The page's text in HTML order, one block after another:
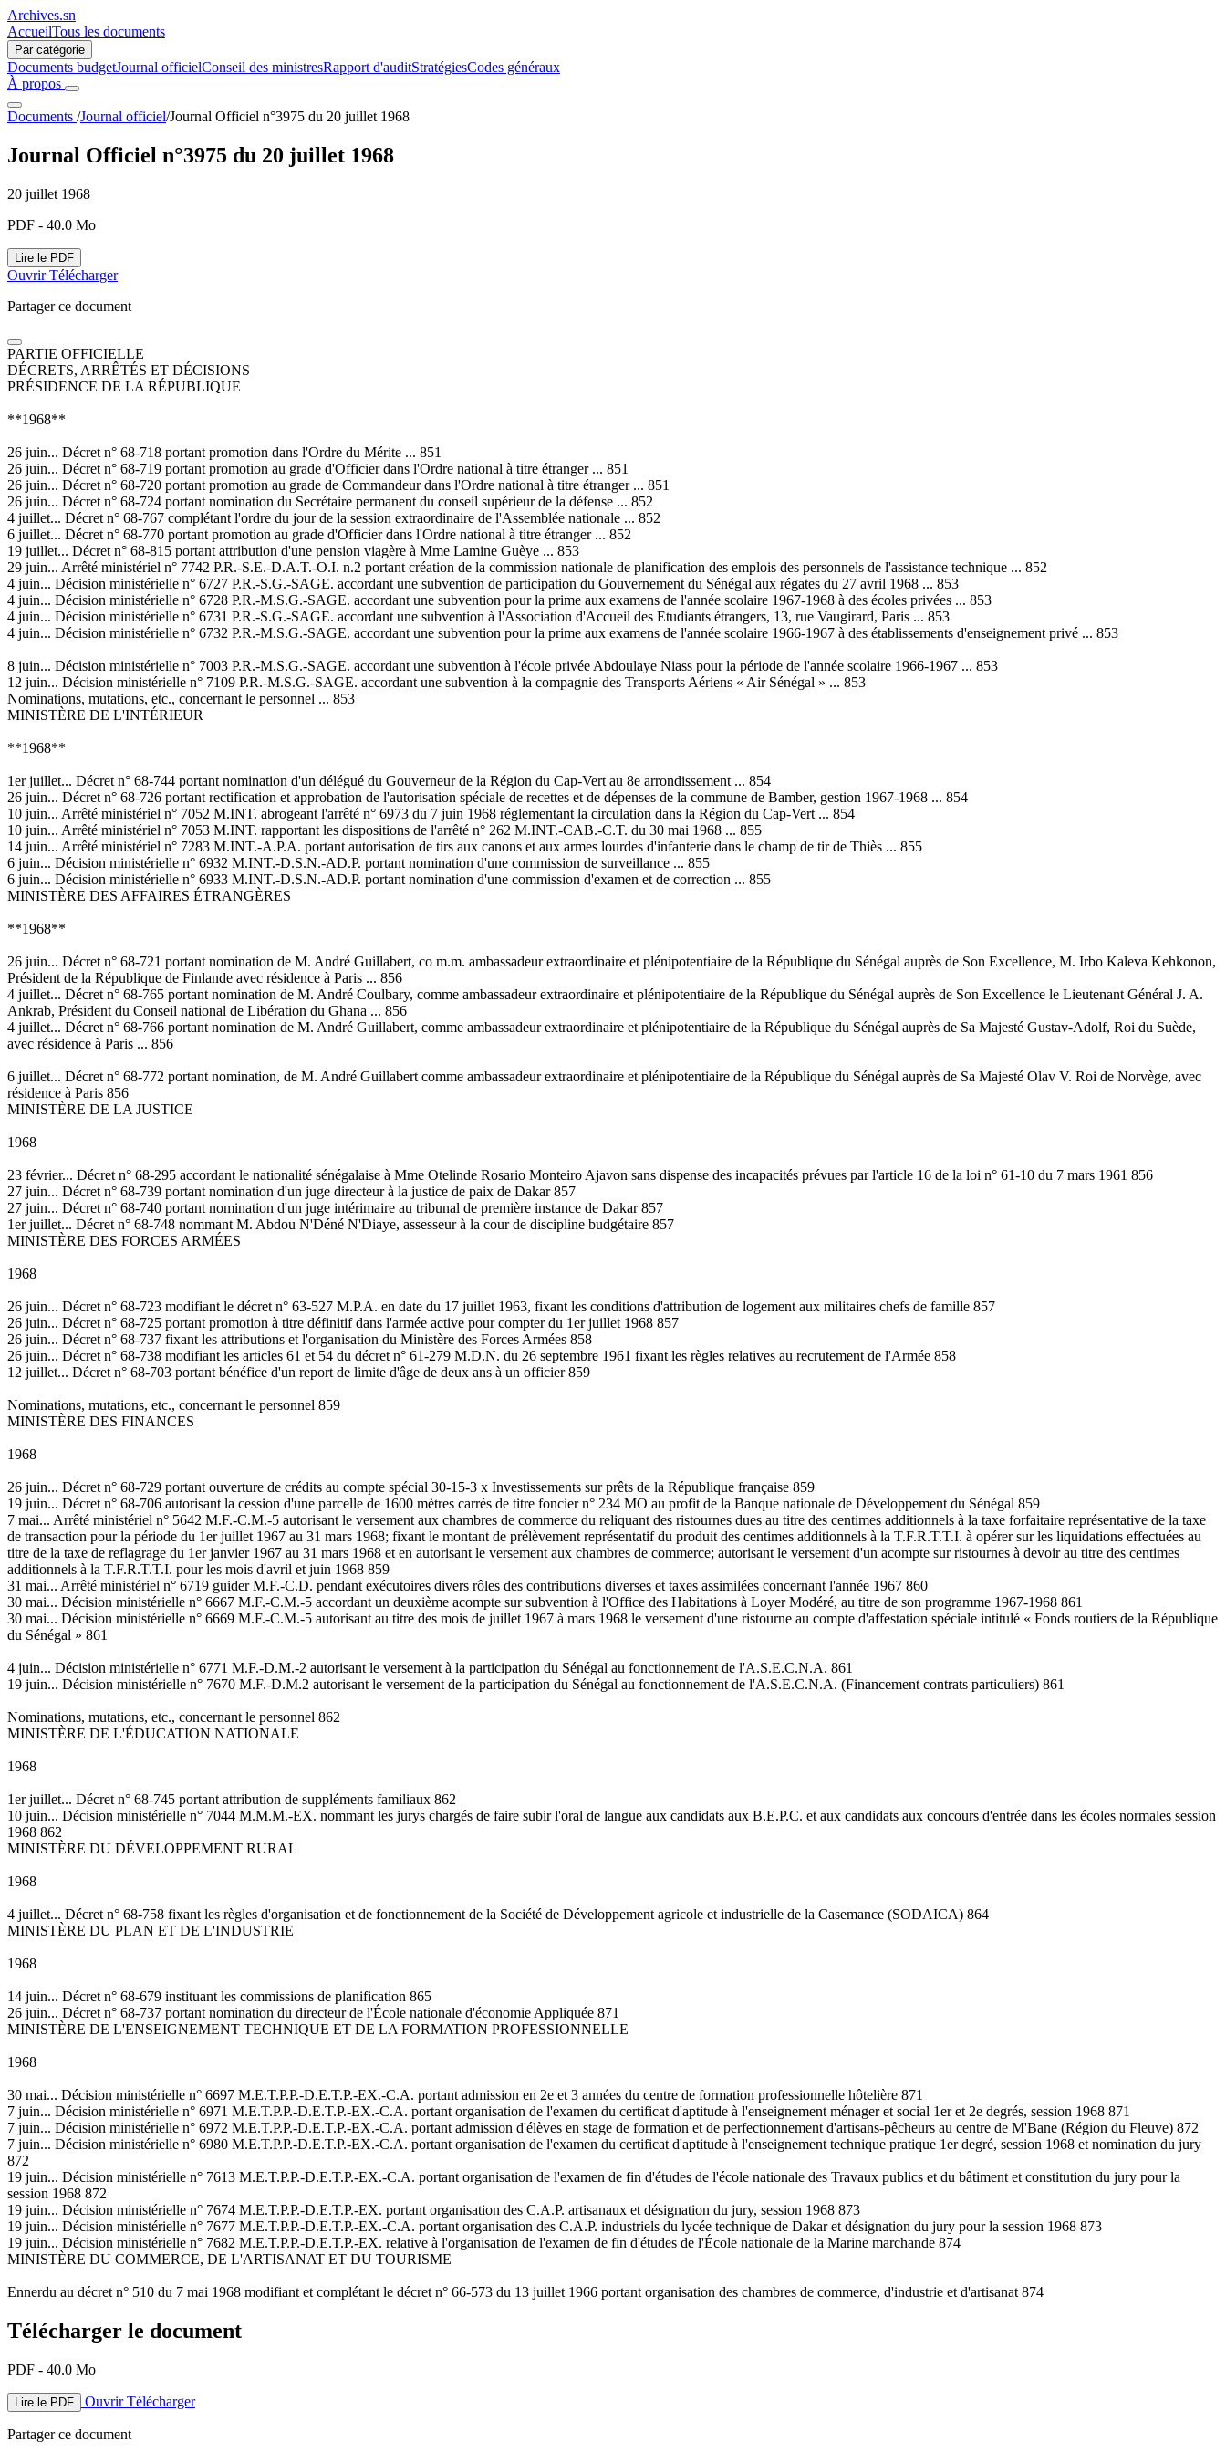
Archives.sn
AccueilTous les documents
Par catégorie
Documents budgetJournal officielConseil des ministresRapport d'auditStratégiesCodes généraux
À propos
Documents /Journal officiel/Journal Officiel n°3975 du 20 juillet 1968
Journal Officiel n°3975 du 20 juillet 1968
20 juillet 1968
PDF - 40.0 Mo
Lire le PDF
OuvrirTélécharger
Partager ce document
PARTIE OFFICIELLE
DÉCRETS, ARRÊTÉS ET DÉCISIONS
PRÉSIDENCE DE LA RÉPUBLIQUE
**1968**
26 juin... Décret n° 68-718 portant promotion dans l'Ordre du Mérite ... 851
26 juin... Décret n° 68-719 portant promotion au grade d'Officier dans l'Ordre national à titre étranger ... 851
26 juin... Décret n° 68-720 portant promotion au grade de Commandeur dans l'Ordre national à titre étranger ... 851
26 juin... Décret n° 68-724 portant nomination du Secrétaire permanent du conseil supérieur de la défense ... 852
4 juillet... Décret n° 68-767 complétant l'ordre du jour de la session extraordinaire de l'Assemblée nationale ... 852
6 juillet... Décret n° 68-770 portant promotion au grade d'Officier dans l'Ordre national à titre étranger ... 852
19 juillet... Décret n° 68-815 portant attribution d'une pension viagère à Mme Lamine Guèye ... 853
29 juin... Arrêté ministériel n° 7742 P.R.-S.E.-D.A.T.-O.I. n.2 portant création de la commission nationale de planification des emplois des personnels de l'assistance technique ... 852
4 juin... Décision ministérielle n° 6727 P.R.-S.G.-SAGE. accordant une subvention de participation du Gouvernement du Sénégal aux régates du 27 avril 1968 ... 853
4 juin... Décision ministérielle n° 6728 P.R.-M.S.G.-SAGE. accordant une subvention pour la prime aux examens de l'année scolaire 1967-1968 à des écoles privées ... 853
4 juin... Décision ministérielle n° 6731 P.R.-S.G.-SAGE. accordant une subvention à l'Association d'Accueil des Etudiants étrangers, 13, rue Vaugirard, Paris ... 853
4 juin... Décision ministérielle n° 6732 P.R.-M.S.G.-SAGE. accordant une subvention pour la prime aux examens de l'année scolaire 1966-1967 à des établissements d'enseignement privé ... 853
8 juin... Décision ministérielle n° 7003 P.R.-M.S.G.-SAGE. accordant une subvention à l'école privée Abdoulaye Niass pour la période de l'année scolaire 1966-1967 ... 853
12 juin... Décision ministérielle n° 7109 P.R.-M.S.G.-SAGE. accordant une subvention à la compagnie des Transports Aériens « Air Sénégal » ... 853
Nominations, mutations, etc., concernant le personnel ... 853
MINISTÈRE DE L'INTÉRIEUR
**1968**
1er juillet... Décret n° 68-744 portant nomination d'un délégué du Gouverneur de la Région du Cap-Vert au 8e arrondissement ... 854
26 juin... Décret n° 68-726 portant rectification et approbation de l'autorisation spéciale de recettes et de dépenses de la commune de Bamber, gestion 1967-1968 ... 854
10 juin... Arrêté ministériel n° 7052 M.INT. abrogeant l'arrêté n° 6973 du 7 juin 1968 réglementant la circulation dans la Région du Cap-Vert ... 854
10 juin... Arrêté ministériel n° 7053 M.INT. rapportant les dispositions de l'arrêté n° 262 M.INT.-CAB.-C.T. du 30 mai 1968 ... 855
14 juin... Arrêté ministériel n° 7283 M.INT.-A.P.A. portant autorisation de tirs aux canons et aux armes lourdes d'infanterie dans le champ de tir de Thiès ... 855
6 juin... Décision ministérielle n° 6932 M.INT.-D.S.N.-AD.P. portant nomination d'une commission de surveillance ... 855
6 juin... Décision ministérielle n° 6933 M.INT.-D.S.N.-AD.P. portant nomination d'une commission d'examen et de correction ... 855
MINISTÈRE DES AFFAIRES ÉTRANGÈRES
**1968**
26 juin... Décret n° 68-721 portant nomination de M. André Guillabert, co m.m. ambassadeur extraordinaire et plénipotentiaire de la République du Sénégal auprès de Son Excellence, M. Irbo Kaleva Kehkonon,
Président de la République de Finlande avec résidence à Paris ... 856
4 juillet... Décret n° 68-765 portant nomination de M. André Coulbary, comme ambassadeur extraordinaire et plénipotentiaire de la République du Sénégal auprès de Son Excellence le Lieutenant Général J. A.
Ankrab, Président du Conseil national de Libération du Ghana ... 856
4 juillet... Décret n° 68-766 portant nomination de M. André Guillabert, comme ambassadeur extraordinaire et plénipotentiaire de la République du Sénégal auprès de Sa Majesté Gustav-Adolf, Roi du Suède,
avec résidence à Paris ... 856
6 juillet... Décret n° 68-772 portant nomination, de M. André Guillabert comme ambassadeur extraordinaire et plénipotentiaire de la République du Sénégal auprès de Sa Majesté Olav V. Roi de Norvège, avec
résidence à Paris 856
MINISTÈRE DE LA JUSTICE
1968
23 février... Décret n° 68-295 accordant le nationalité sénégalaise à Mme Otelinde Rosario Monteiro Ajavon sans dispense des incapacités prévues par l'article 16 de la loi n° 61-10 du 7 mars 1961 856
27 juin... Décret n° 68-739 portant nomination d'un juge directeur à la justice de paix de Dakar 857
27 juin... Décret n° 68-740 portant nomination d'un juge intérimaire au tribunal de première instance de Dakar 857
1er juillet... Décret n° 68-748 nommant M. Abdou N'Déné N'Diaye, assesseur à la cour de discipline budgétaire 857
MINISTÈRE DES FORCES ARMÉES
1968
26 juin... Décret n° 68-723 modifiant le décret n° 63-527 M.P.A. en date du 17 juillet 1963, fixant les conditions d'attribution de logement aux militaires chefs de famille 857
26 juin... Décret n° 68-725 portant promotion à titre définitif dans l'armée active pour compter du 1er juillet 1968 857
26 juin... Décret n° 68-737 fixant les attributions et l'organisation du Ministère des Forces Armées 858
26 juin... Décret n° 68-738 modifiant les articles 61 et 54 du décret n° 61-279 M.D.N. du 26 septembre 1961 fixant les règles relatives au recrutement de l'Armée 858
12 juillet... Décret n° 68-703 portant bénéfice d'un report de limite d'âge de deux ans à un officier 859
Nominations, mutations, etc., concernant le personnel 859
MINISTÈRE DES FINANCES
1968
26 juin... Décret n° 68-729 portant ouverture de crédits au compte spécial 30-15-3 x Investissements sur prêts de la République française 859
19 juin... Décret n° 68-706 autorisant la cession d'une parcelle de 1600 mètres carrés de titre foncier n° 234 MO au profit de la Banque nationale de Développement du Sénégal 859
7 mai... Arrêté ministériel n° 5642 M.F.-C.M.-5 autorisant le versement aux chambres de commerce du reliquant des ristournes dues au titre des centimes additionnels à la taxe forfaitaire représentative de la taxe
de transaction pour la période du 1er juillet 1967 au 31 mars 1968; fixant le montant de prélèvement représentatif du produit des centimes additionnels à la T.F.R.T.T.I. à opérer sur les liquidations effectuées au
titre de la taxe de reflagrage du 1er janvier 1967 au 31 mars 1968 et en autorisant le versement aux chambres de commerce; autorisant le versement d'un acompte sur ristournes à devoir au titre des centimes
additionnels à la T.F.R.T.T.I. pour les mois d'avril et juin 1968 859
31 mai... Arrêté ministériel n° 6719 guider M.F.-C.D. pendant exécutoires divers rôles des contributions diverses et taxes assimilées concernant l'année 1967 860
30 mai... Décision ministérielle n° 6667 M.F.-C.M.-5 accordant un deuxième acompte sur subvention à l'Office des Habitations à Loyer Modéré, au titre de son programme 1967-1968 861
30 mai... Décision ministérielle n° 6669 M.F.-C.M.-5 autorisant au titre des mois de juillet 1967 à mars 1968 le versement d'une ristourne au compte d'affestation spéciale intitulé « Fonds routiers de la République
du Sénégal » 861
4 juin... Décision ministérielle n° 6771 M.F.-D.M.-2 autorisant le versement à la participation du Sénégal au fonctionnement de l'A.S.E.C.N.A. 861
19 juin... Décision ministérielle n° 7670 M.F.-D.M.2 autorisant le versement de la participation du Sénégal au fonctionnement de l'A.S.E.C.N.A. (Financement contrats particuliers) 861
Nominations, mutations, etc., concernant le personnel 862
MINISTÈRE DE L'ÉDUCATION NATIONALE
1968
1er juillet... Décret n° 68-745 portant attribution de suppléments familiaux 862
10 juin... Décision ministérielle n° 7044 M.M.M.-EX. nommant les jurys chargés de faire subir l'oral de langue aux candidats aux B.E.P.C. et aux candidats aux concours d'entrée dans les écoles normales session
1968 862
MINISTÈRE DU DÉVELOPPEMENT RURAL
1968
4 juillet... Décret n° 68-758 fixant les règles d'organisation et de fonctionnement de la Société de Développement agricole et industrielle de la Casemance (SODAICA) 864
MINISTÈRE DU PLAN ET DE L'INDUSTRIE
1968
14 juin... Décret n° 68-679 instituant les commissions de planification 865
26 juin... Décret n° 68-737 portant nomination du directeur de l'École nationale d'économie Appliquée 871
MINISTÈRE DE L'ENSEIGNEMENT TECHNIQUE ET DE LA FORMATION PROFESSIONNELLE
1968
30 mai... Décision ministérielle n° 6697 M.E.T.P.P.-D.E.T.P.-EX.-C.A. portant admission en 2e et 3 années du centre de formation professionnelle hôtelière 871
7 juin... Décision ministérielle n° 6971 M.E.T.P.P.-D.E.T.P.-EX.-C.A. portant organisation de l'examen du certificat d'aptitude à l'enseignement ménager et social 1er et 2e degrés, session 1968 871
7 juin... Décision ministérielle n° 6972 M.E.T.P.P.-D.E.T.P.-EX.-C.A. portant admission d'élèves en stage de formation et de perfectionnement d'artisans-pêcheurs au centre de M'Bane (Région du Fleuve) 872
7 juin... Décision ministérielle n° 6980 M.E.T.P.P.-D.E.T.P.-EX.-C.A. portant organisation de l'examen du certificat d'aptitude à l'enseignement technique pratique 1er degré, session 1968 et nomination du jury
872
19 juin... Décision ministérielle n° 7613 M.E.T.P.P.-D.E.T.P.-EX.-C.A. portant organisation de l'examen de fin d'études de l'école nationale des Travaux publics et du bâtiment et constitution du jury pour la
session 1968 872
19 juin... Décision ministérielle n° 7674 M.E.T.P.P.-D.E.T.P.-EX. portant organisation des C.A.P. artisanaux et désignation du jury, session 1968 873
19 juin... Décision ministérielle n° 7677 M.E.T.P.P.-D.E.T.P.-EX.-C.A. portant organisation des C.A.P. industriels du lycée technique de Dakar et désignation du jury pour la session 1968 873
19 juin... Décision ministérielle n° 7682 M.E.T.P.P.-D.E.T.P.-EX. relative à l'organisation de l'examen de fin d'études de l'École nationale de la Marine marchande 874
MINISTÈRE DU COMMERCE, DE L'ARTISANAT ET DU TOURISME
Ennerdu au décret n° 510 du 7 mai 1968 modifiant et complétant le décret n° 66-573 du 13 juillet 1966 portant organisation des chambres de commerce, d'industrie et d'artisanat 874
Télécharger le document
PDF - 40.0 Mo
Lire le PDF OuvrirTélécharger
Partager ce document